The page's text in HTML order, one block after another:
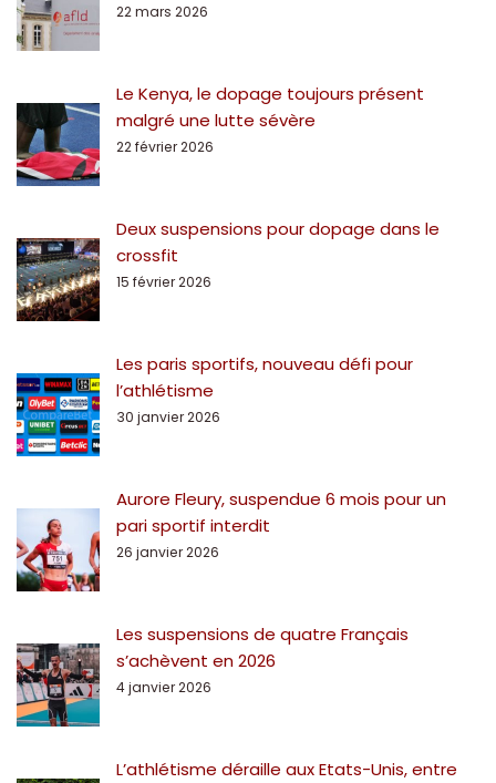
22 mars 2026
Le Kenya, le dopage toujours présent
malgré une lutte sévère
22 février 2026
Deux suspensions pour dopage dans le
crossfit
15 février 2026
Les paris sportifs, nouveau défi pour
l’athlétisme
30 janvier 2026
Aurore Fleury, suspendue 6 mois pour un
pari sportif interdit
26 janvier 2026
Les suspensions de quatre Français
s’achèvent en 2026
4 janvier 2026
L’athlétisme déraille aux Etats-Unis, entre